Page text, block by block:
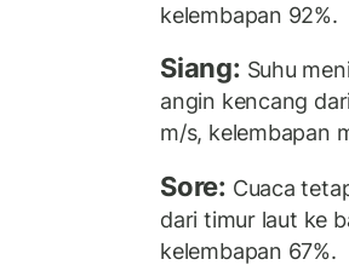
kelembapan 92%.
Siang: Suhu
angin kencang
m/s, kelembapan
Sore: Cuaca
dari timur laut ke
kelembapan 67%.